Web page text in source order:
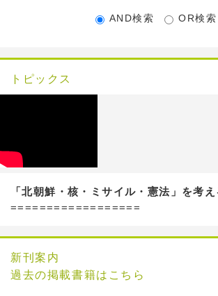
AND検索 OR検索
トピックス
「北朝鮮・核・ミサイル・憲法」を考え
==================
新刊案内
過去の掲載書籍はこちら